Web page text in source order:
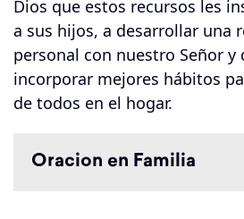
Dios que estos recursos les
a sus hijos, a desarrollar una
personal con nuestro Señor y
incorporar mejores hábitos
de todos en el hogar.
Oracion en Familia